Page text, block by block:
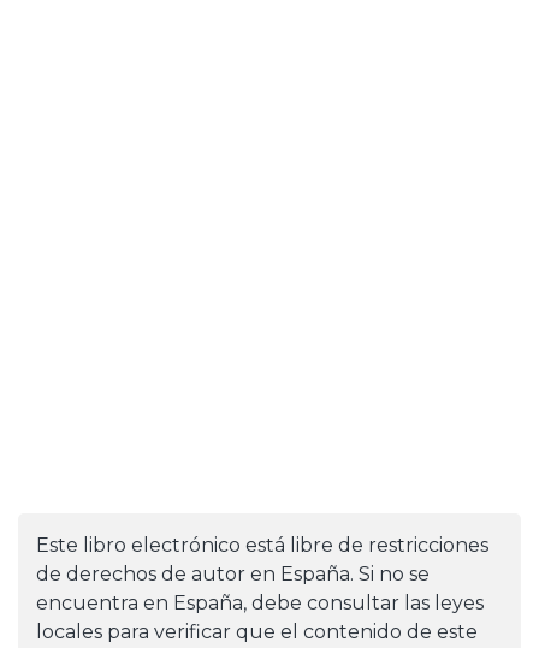
Este libro electrónico está libre de restricciones
de derechos de autor en España. Si no se
encuentra en España, debe consultar las leyes
locales para verificar que el contenido de este